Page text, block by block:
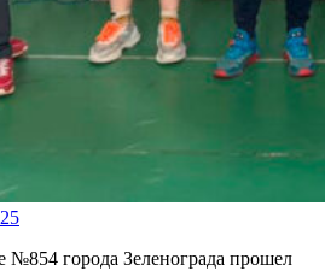
№854 города Зеленограда прошел